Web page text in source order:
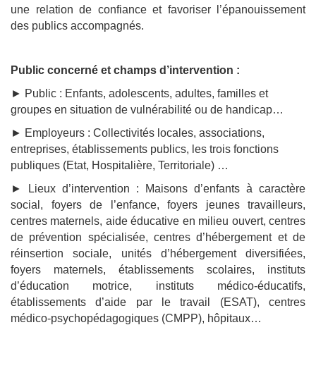
une relation de confiance et favoriser l’épanouissement
des publics accompagnés.
Public concerné et champs d’intervention :
► Public : Enfants, adolescents, adultes, familles et
groupes en situation de vulnérabilité ou de handicap…
► Employeurs : Collectivités locales, associations,
entreprises, établissements publics, les trois fonctions
publiques (Etat, Hospitalière, Territoriale) …
► Lieux d’intervention : Maisons d’enfants à caractère
social, foyers de l’enfance, foyers jeunes travailleurs,
centres maternels, aide éducative en milieu ouvert, centres
de prévention spécialisée, centres d’hébergement et de
réinsertion sociale, unités d’hébergement diversifiées,
foyers maternels, établissements scolaires, instituts
d’éducation motrice, instituts médico-éducatifs,
établissements d’aide par le travail (ESAT), centres
médico-psychopédagogiques (CMPP), hôpitaux…